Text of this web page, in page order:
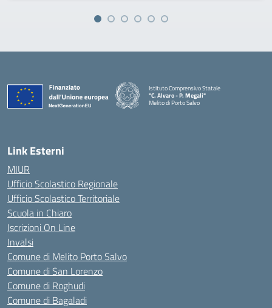
Istituto Comprensivo Statale
"C. Alvaro - P. Megali"
Melito di Porto Salvo
Link Esterni
MIUR
Ufficio Scolastico Regionale
Ufficio Scolastico Territoriale
Scuola in Chiaro
Iscrizioni On Line
Invalsi
Comune di Melito Porto Salvo
Comune di San Lorenzo
Comune di Roghudi
Comune di Bagaladi